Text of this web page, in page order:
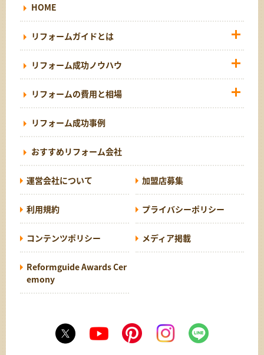
HOME
リフォームガイドとは
リフォーム成功ノウハウ
リフォームの費用と相場
リフォーム成功事例
おすすめリフォーム会社
運営会社について 加盟店募集
利用規約 プライバシーポリシー
コンテンツポリシー メディア掲載
Reformguide Awards Cer
emony